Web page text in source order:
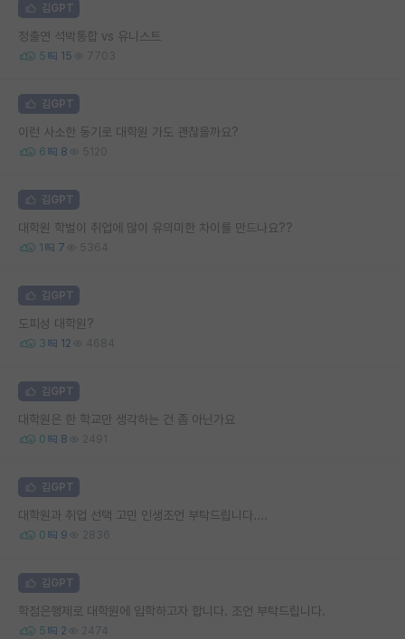
김GPT
정출연 석박통합 vs 유니스트
5 15 7703
김GPT
이런 사소한 동기로 대학원 가도 괜찮을까요?
6 8 5120
김GPT
대학원 학벌이 취업에 많이 유의미한 차이를 만드나요??
1 7 5364
김GPT
도피성 대학원?
3 12 4684
김GPT
대학원은 한 학교만 생각하는 건 좀 아닌가요
0 8 2491
김GPT
대학원과 취업 선택 고민 인생조언 부탁드립니다....
0 9 2836
김GPT
학점은행제로 대학원에 입학하고자 합니다. 조언 부탁드립니다.
5 2 2474